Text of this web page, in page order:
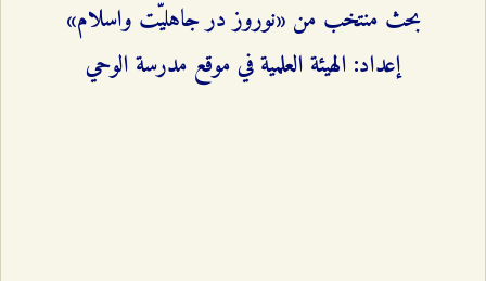
بحث منتخب من «نوروز در جاهليّت واسلام»
إعداد: الهيئة العلمية في موقع مدرسة الوحي